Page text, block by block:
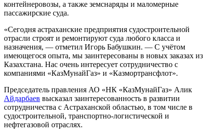
контейнеровозы, а также земснаряды и маломерные
пассажирские суда.
«Сегодня астраханские предприятия судостроительной
отрасли строят и ремонтируют суда любого класса и
назначения, — отметил Игорь Бабушкин. — С учётом
имеющегося опыта, мы заинтересованы в новых заказах из
Казахстана. Нас очень интересует сотрудничество с
компаниями «КазМунайГаз» и «Казмортрансфлот».
Председатель правления АО «НК «КазМунайГаз» Алик
Айдарбаев высказал заинтересованность в развитии
сотрудничества с Астраханской областью, в том числе в
судостроительной, транспортно-логистической и
нефтегазовой отраслях.